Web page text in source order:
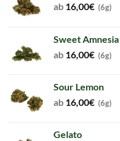
ab 16,00€ (6g)
Sweet Amnesia
ab 16,00€ (6g)
Sour Lemon
ab 16,00€ (6g)
Gelato